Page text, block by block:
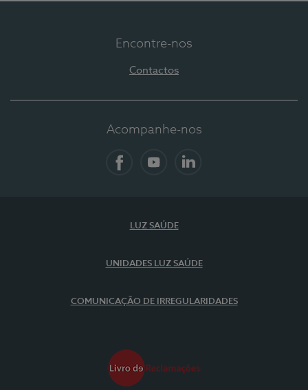
Encontre-nos
Contactos
Acompanhe-nos
LUZ SAÚDE
UNIDADES LUZ SAÚDE
COMUNICAÇÃO DE IRREGULARIDADES